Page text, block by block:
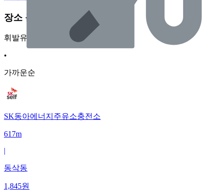
장소 근처 주유소
휘발유
•
가까운순
SK동아에너지주유소충전소
617m
|
동삭동
1,845원